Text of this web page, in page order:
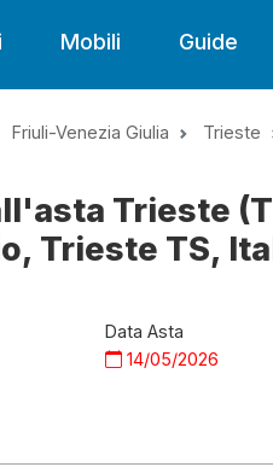
Mobili Guide
Friuli-Venezia Giulia Trieste
Trieste
Trieste TS,
Data Asta
14/05/2026